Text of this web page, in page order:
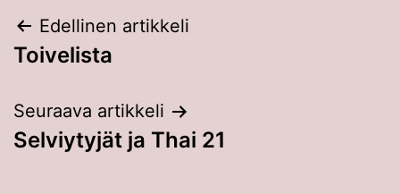
Artikkelien
selaus
Edellinen artikkeli
Toivelista
Seuraava artikkeli
Selviytyjät ja Thai 21